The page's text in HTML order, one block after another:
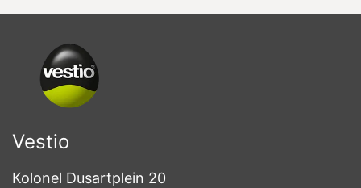
Vestio
Kolonel Dusartplein 20